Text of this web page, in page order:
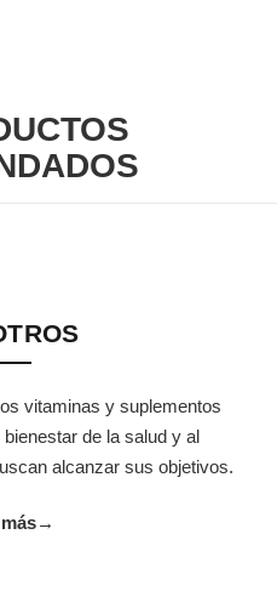
vitaminas y suplementos
de la salud y al
alcanzar sus objetivos.
→